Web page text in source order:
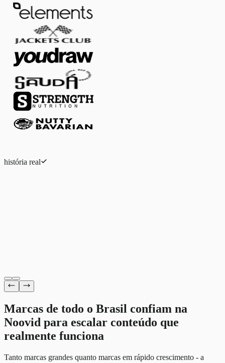
história real
Marcas de todo o Brasil confiam na
Noovid para escalar conteúdo que
realmente funciona
Tanto marcas grandes quanto marcas em rápido crescimento - a